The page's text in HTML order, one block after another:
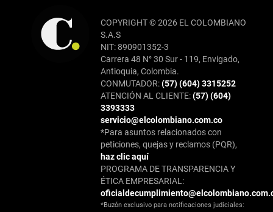
COPYRIGHT © 2026 EL COLOMBIANO
S.A.S
NIT: 890901352-3
Carrera 48 N° 30 Sur - 119, Envigado,
Antioquia, Colombia.
CONMUTADOR:(57) (604) 3315252
ATENCIÓN AL CLIENTE:(57) (604)
3393333
servicio@elcolombiano.com.co
*Para asuntos relacionados con
peticiones, quejas y reclamos (PQR),
haz clic aquí
PROGRAMA DE TRANSPARENCIA Y
ÉTICA EMPRESARIAL:
*Buzón exclusivo para notificaciones judiciales: